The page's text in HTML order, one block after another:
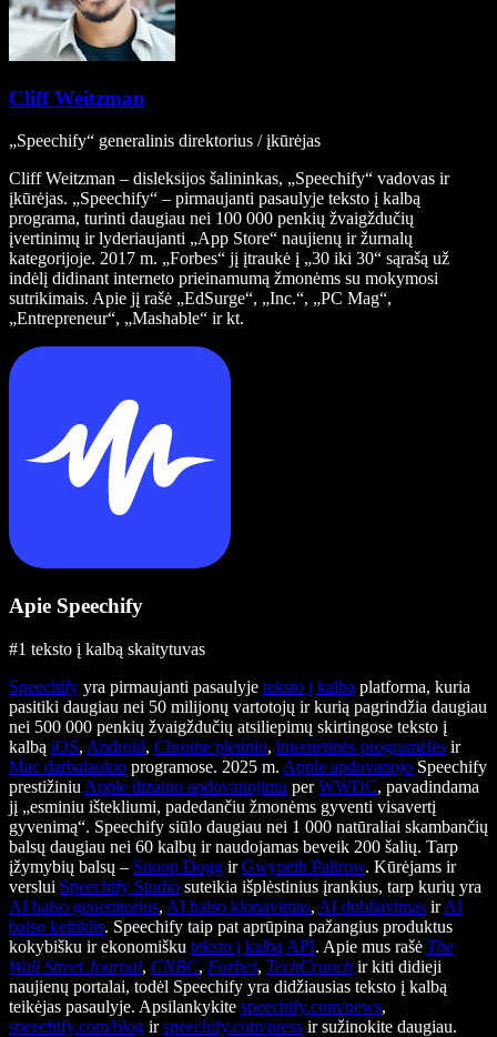
Cliff Weitzman
„Speechify“ generalinis direktorius / įkūrėjas
Cliff Weitzman – disleksijos šalininkas, „Speechify“ vadovas ir
įkūrėjas. „Speechify“ – pirmaujanti pasaulyje teksto į kalbą
programa, turinti daugiau nei 100 000 penkių žvaigždučių
įvertinimų ir lyderiaujanti „App Store“ naujienų ir žurnalų
kategorijoje. 2017 m. „Forbes“ jį įtraukė į „30 iki 30“ sąrašą už
indėlį didinant interneto prieinamumą žmonėms su mokymosi
sutrikimais. Apie jį rašė „EdSurge“, „Inc.“, „PC Mag“,
„Entrepreneur“, „Mashable“ ir kt.
Apie Speechify
#1 teksto į kalbą skaitytuvas
Speechify yra pirmaujanti pasaulyje teksto į kalbą platforma, kuria
pasitiki daugiau nei 50 milijonų vartotojų ir kurią pagrindžia daugiau
nei 500 000 penkių žvaigždučių atsiliepimų skirtingose teksto į
kalbą iOS, Android, Chrome plėtinio, internetinės programėlės ir
Mac darbalaukio programose. 2025 m. Apple apdovanojo Speechify
prestižiniu Apple dizaino apdovanojimu perWWDC, pavadindama
jį „esminiu ištekliumi, padedančiu žmonėms gyventi visavertį
gyvenimą“. Speechify siūlo daugiau nei 1 000 natūraliai skambančių
balsų daugiau nei 60 kalbų ir naudojamas beveik 200 šalių. Tarp
įžymybių balsų – Snoop Dogg irGwyneth Paltrow. Kūrėjams ir
verslui Speechify Studio suteikia išplėstinius įrankius, tarp kurių yra
AI balso generatorius, AI balso klonavimas, AI dubliavimas irAI
balso keitiklis. Speechify taip pat aprūpina pažangius produktus
kokybišku ir ekonomišku teksto į kalbą API. Apie mus rašė The
Wall Street Journal, CNBC, Forbes, TechCrunch ir kiti didieji
naujienų portalai, todėl Speechify yra didžiausias teksto į kalbą
teikėjas pasaulyje. Apsilankykite speechify.com/news,
speechify.com/blog irspeechify.com/press ir sužinokite daugiau.